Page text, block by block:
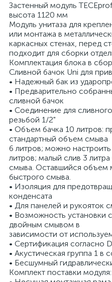
Застенный модуль
высота 1120 мм
Модуль унитаза для
или монтажа в
каркасных стенах, перед
подходит для сборки
Комплектация блока в
Сливной бачок Uni для
• Надежный бак из
• Предварительно
сливной бачок
• Соединение для
резьбой 1/2"
• Объем бачка 10 литров:
стандартный объем смыва
6 литров; можно
литров; малый слив 3
смыва. Оставшийся объем
быстрого смыва.
• Изоляция для
конденсата
• Для панелей и рукояток
• Возможность установки
двойным смывом в
зависимости от
• Сертификация согласно
• Акустическая группа 1 в
• Бесшумный
Комплект поставки модуля: